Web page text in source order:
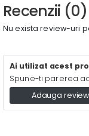
Recenzii (0)
Nu exista review-uri
Ai utilizat acest
Spune-ti parerea
Adauga review